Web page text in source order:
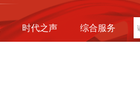
时代之声 综合服务